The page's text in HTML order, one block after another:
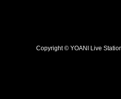
Copyright © YOANI Live